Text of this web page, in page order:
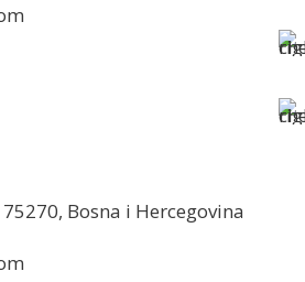
Bosna i Hercegovina